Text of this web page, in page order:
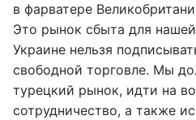
в фарватере
Это рынок сбыта для
Украине нельзя
свободной торговле. Мы
турецкий рынок, идти на
сотрудничество, а также